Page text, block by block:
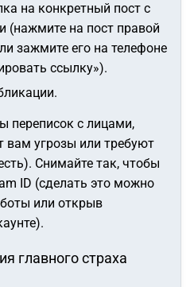
на конкретный пост с
на пост правой
зажмите его на телефоне
ссылку»).
переписок с лицами,
вам угрозы или требуют
Снимайте так, чтобы
ID (сделать это можно
или открыв
главного страха